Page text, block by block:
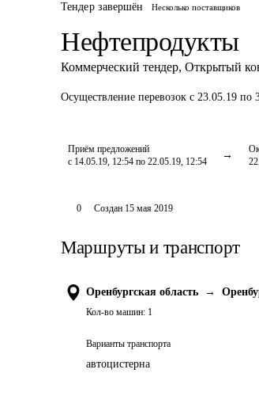
Тендер завершён Несколько поставщиков
Нефтепродукты
Коммерческий тендер, Открытый
Осуществление перевозок с 23.05.19 по
Приём предложений
с 14.05.19, 12:54 по 22.05.19, 12:54
0 Создан 15 мая 2019
Маршруты и транспорт
Оренбургская область →
Кол-во машин: 1
Варианты транспорта
автоцистерна